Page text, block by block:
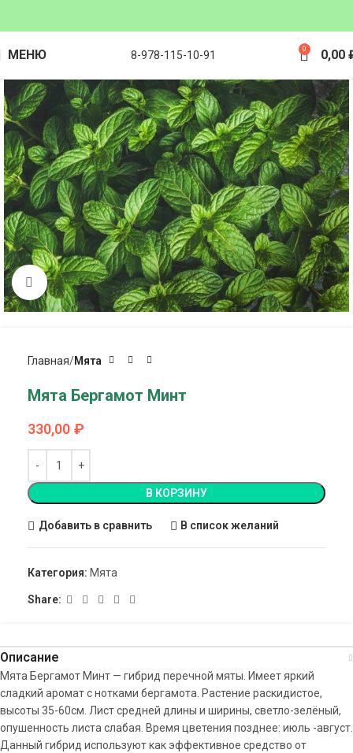
МЕНЮ 8-978-115-10-91 0 0,00
Click to enlarge
Главная Мята
Мята Бергамот Минт
330,00 ₽
В КОРЗИНУ
Добавить в сравнить В список желаний
Категория: Мята
Share:
Описание
Мята Бергамот Минт — гибрид перечной мяты. Имеет яркий
сладкий аромат с нотками бергамота. Растение раскидистое,
высоты 35-60см. Лист средней длины и ширины, светло-зелёный,
опушенность листа слабая. Время цветения позднее: июль -август.
Данный гибрид используют как эффективное средство от